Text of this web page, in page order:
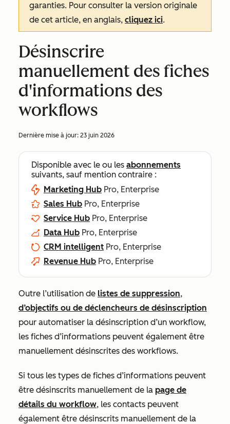
garanties. Pour consulter la version originale
de cet article, en anglais, cliquez ici.
Désinscrire
manuellement des fiches
d'informations des
workflows
Dernière mise à jour: 23 juin 2026
Disponible avec le ou les abonnements
suivants, sauf mention contraire :
Marketing Hub Pro, Enterprise
Sales Hub Pro, Enterprise
Service Hub Pro, Enterprise
Data Hub Pro, Enterprise
CRM intelligent Pro, Enterprise
Revenue Hub Pro, Enterprise
Outre l’utilisation de listes de suppression,
d’objectifs ou de déclencheurs de désinscription
pour automatiser la désinscription d’un workflow,
les fiches d’informations peuvent également être
manuellement désinscrites des workflows.
Si tous les types de fiches d’informations peuvent
être désinscrits manuellement de la page de
détails du workflow, les contacts peuvent
également être désinscrits manuellement de la